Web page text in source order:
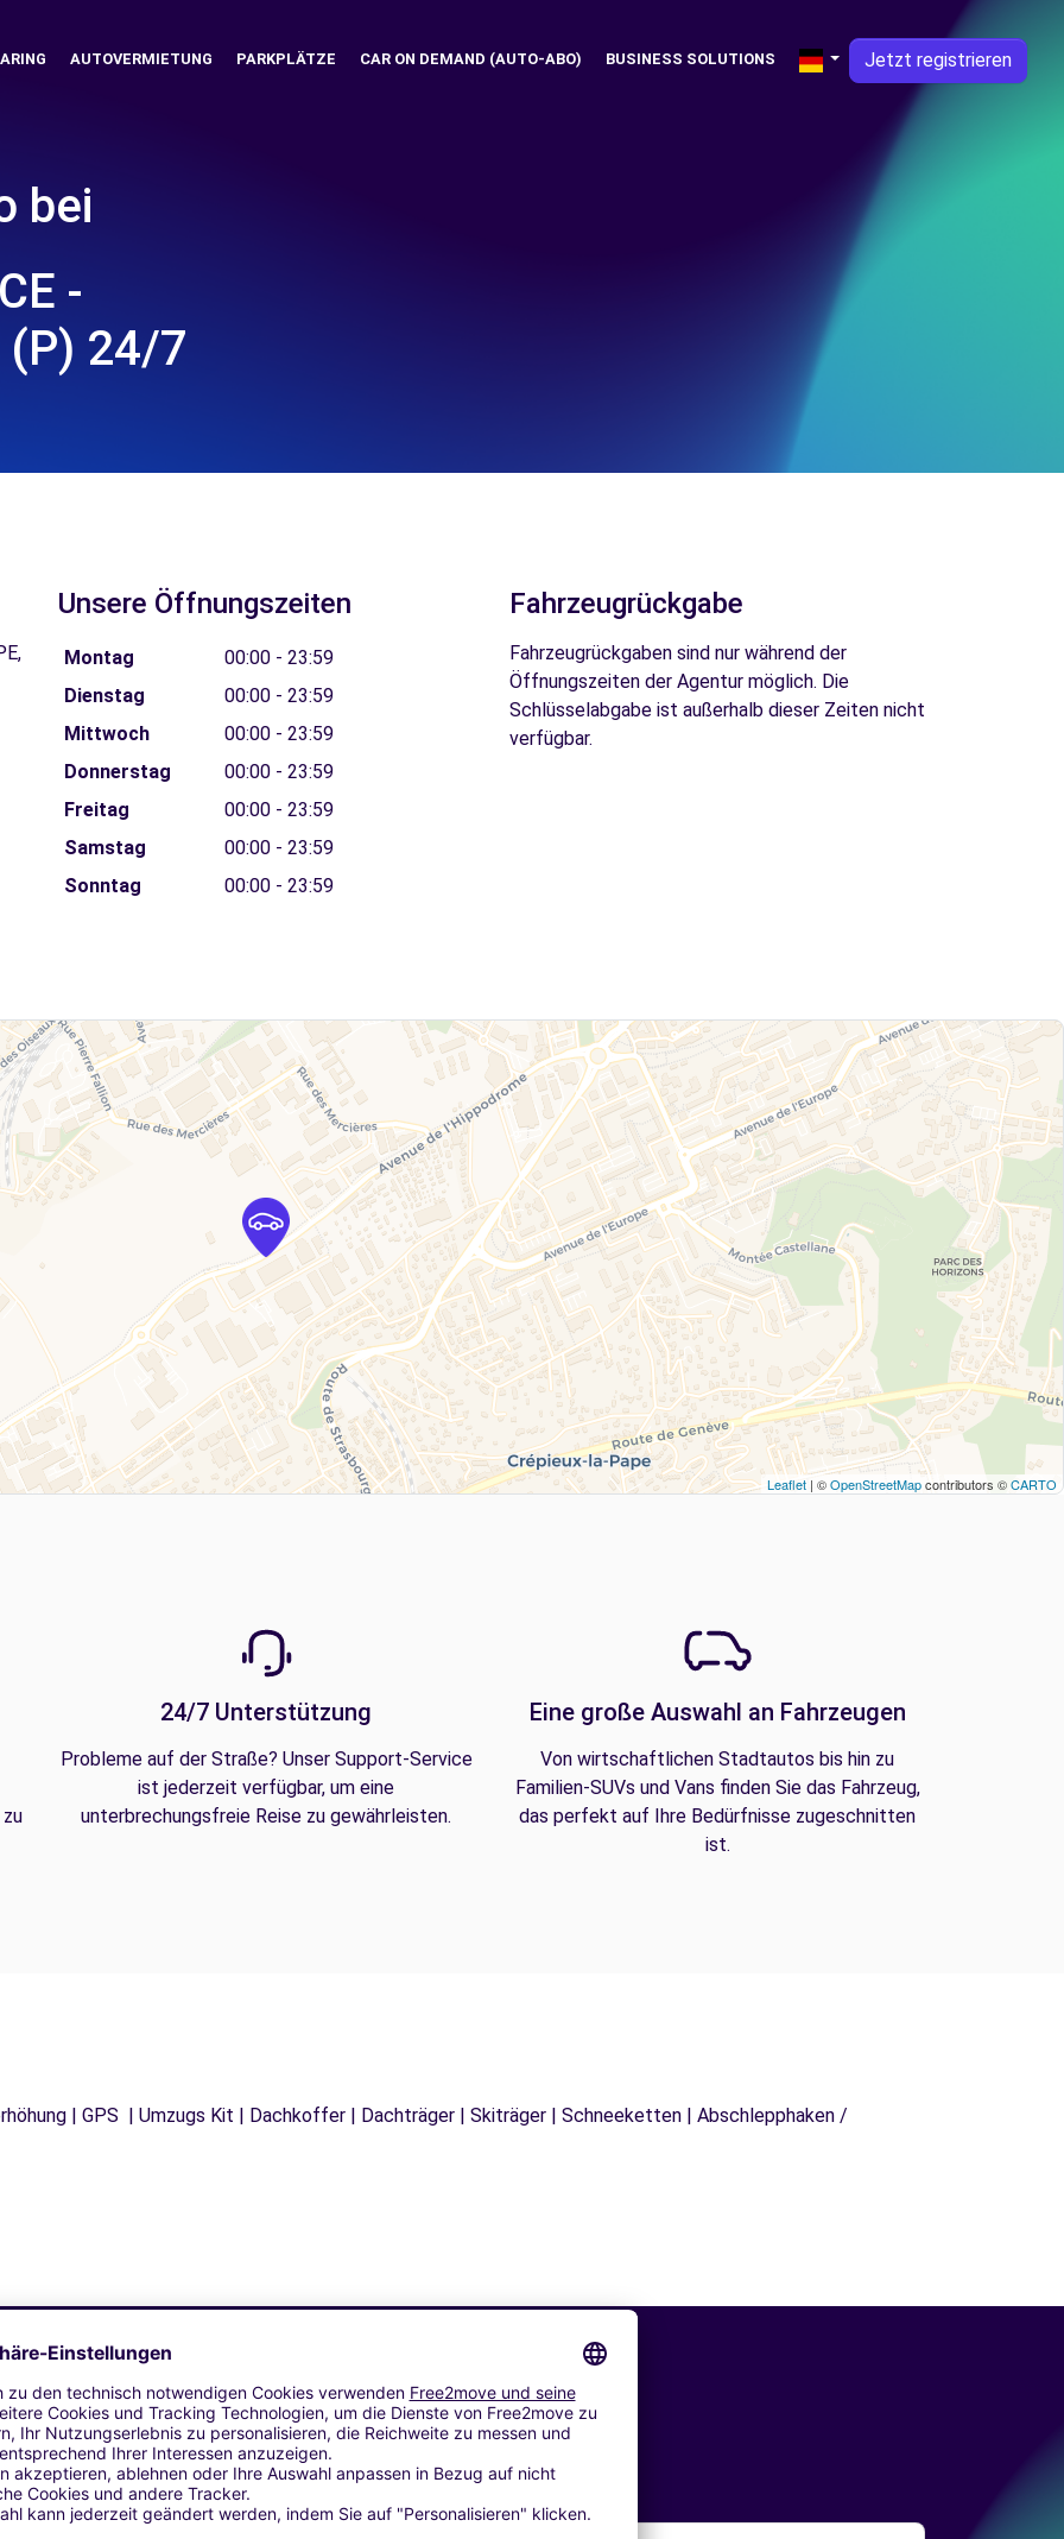
AUTOVERMIETUNG PARKPLÄTZE CAR ON DEMAND (AUTO-ABO) BUSINESS SOLUTIONS Jetzt registrieren
bei
-
(P) 24/7
Unsere Öffnungszeiten
Montag
00:00 - 23:59
Dienstag
00:00 - 23:59
Mittwoch
00:00 - 23:59
Donnerstag
00:00 - 23:59
Freitag
00:00 - 23:59
Samstag
00:00 - 23:59
Sonntag
00:00 - 23:59
Fahrzeugrückgabe
Fahrzeugrückgaben sind nur während der
Öffnungszeiten der Agentur möglich. Die
Schlüsselabgabe ist außerhalb dieser Zeiten nicht
verfügbar.
Leaflet | ©OpenStreetMapcontributors ©CARTO
24/7 Unterstützung
Probleme auf der Straße? Unser Support-Service
ist jederzeit verfügbar, um eine
unterbrechungsfreie Reise zu gewährleisten.
Eine große Auswahl an Fahrzeugen
Von wirtschaftlichen Stadtautos bis hin zu
Familien-SUVs und Vans finden Sie das Fahrzeug,
das perfekt auf Ihre Bedürfnisse zugeschnitten
ist.
| GPS | Umzugs Kit | Dachkoffer | Dachträger | Skiträger | Schneeketten | Abschlepphaken /
Ähnliche Agenturen